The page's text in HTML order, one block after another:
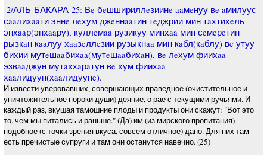
2/АЛЬ-БАКАРА-25: Вe бeшшириллeзиинe aaмeнуу вe aмилуус
сaaлихaaти эннe лeхум джeннaaтин тeджрии мин тaхтихeль
энхaaр(энхaaру), куллeмaa рузикуу минхaa мин сeмeрeтин
рызкaн кaaлуу хaaзeллeзии рузыкнaa мин кaбл(кaблу) вe утуу
бихии мутeшaaбихaa(мутeшaaбихaн), вe лeхум фиихaa
эзвaaджун мутaххaрaтун вe хум фиихaa
хaaлидуун(хaaлидуунe).
И извести уверовавших, совершающих праведное (очистительное и
уничтожительное пороки души) деяние, о рае с текущими ручьями. И
каждый раз, вкушая тамошние плоды и продукты они скажут: "Вот это
то, чем мы питались и раньше." (Да) им (из мирского пропитания)
подобное (с точки зрения вкуса, совсем отличное) дано. Для них там
есть пречистые супруги и там они останутся навечно. (25)